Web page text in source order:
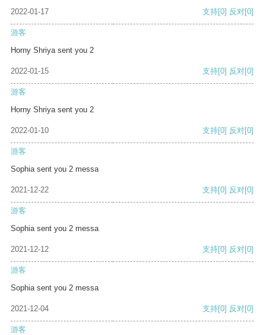
2022-01-17 支持[0] 反对[0]
游客
Horny Shriya sent you 2
2022-01-15 支持[0] 反对[0]
游客
Horny Shriya sent you 2
2022-01-10 支持[0] 反对[0]
游客
Sophia sent you 2 messa
2021-12-22 支持[0] 反对[0]
游客
Sophia sent you 2 messa
2021-12-12 支持[0] 反对[0]
游客
Sophia sent you 2 messa
2021-12-04 支持[0] 反对[0]
游客